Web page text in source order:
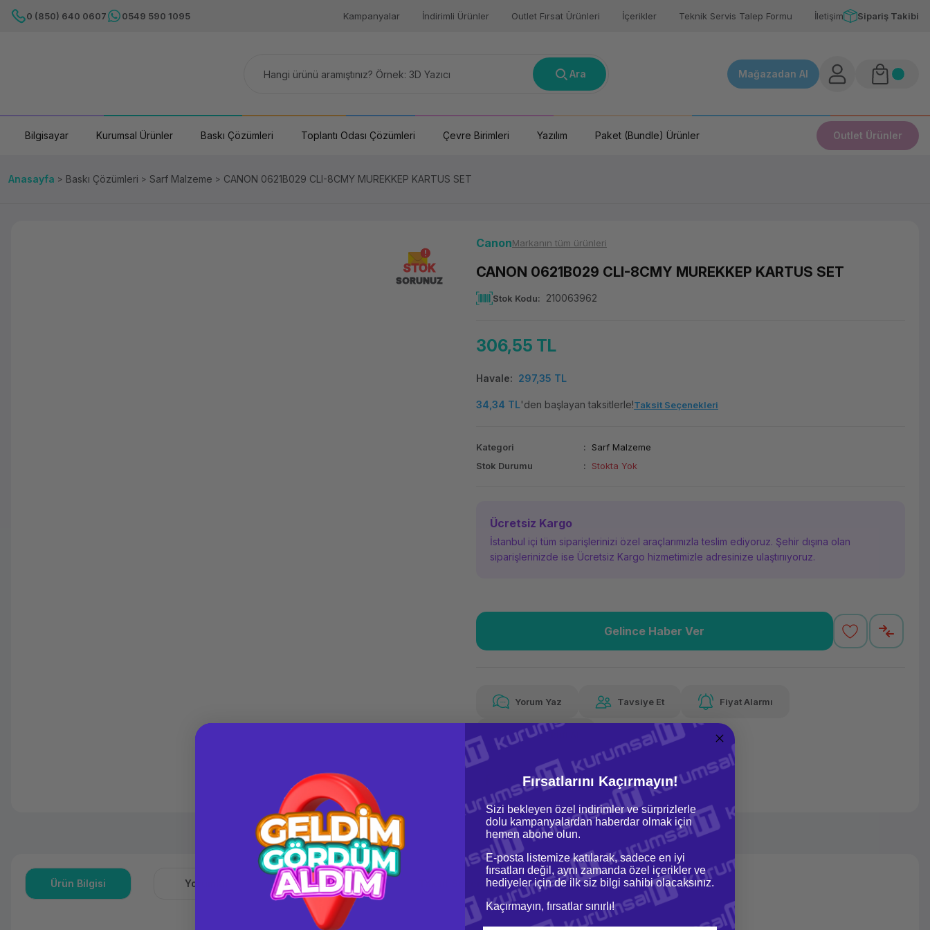
0 (850) 640 0607 0549 590 1095 Kampanyalar İndirimli Ürünler Outlet Fırsat Ürünleri İçerikler Teknik Servis Talep Formu İletişim Sipariş Takibi
Ara Mağazadan Al
Bilgisayar Kurumsal Ürünler Baskı Çözümleri Toplantı Odası Çözümleri Çevre Birimleri Yazılım Paket (Bundle) Ürünler Outlet Ürünler
Anasayfa Baskı Çözümleri Sarf Malzeme CANON 0621B029 CLI-8CMY MUREKKEP KARTUS SET
STOK
SORUNUZ
CanonMarkanın tüm ürünleri
CANON 0621B029 CLI-8CMY MUREKKEP KARTUS SET
Stok Kodu 210063962
306,55 TL
Havale 297,35 TL
34,34 TL'den başlayan taksitlerle!Taksit Seçenekleri
Kategori
Sarf Malzeme
Stok Durumu
Stokta Yok
Ücretsiz Kargo
İstanbul içi tüm siparişlerinizi özel araçlarımızla teslim ediyoruz. Şehir dışına olan
siparişlerinizde ise Ücretsiz Kargo hizmetimizle adresinize ulaştırııyoruz.
34,34 TL
Aya varan taksit
Havalelerde
Özel indirim fırsatı
Gelince Haber Ver
Yorum Yaz Tavsiye Et Fiyat Alarmı
Fiyat Teklifi Al
Ürün Bilgisi Yorumlar Soru & Cevap Taksit Seçenekleri
Fırsatlarını Kaçırmayın!
Sizi bekleyen özel indirimler ve sürprizlerle
dolu kampanyalardan haberdar olmak için
hemen abone olun.
E-posta listemize katılarak, sadece en iyi
fırsatları değil, aynı zamanda özel içerikler ve
hediyeler için de ilk siz bilgi sahibi olacaksınız.
Kaçırmayın, fırsatlar sınırlı!